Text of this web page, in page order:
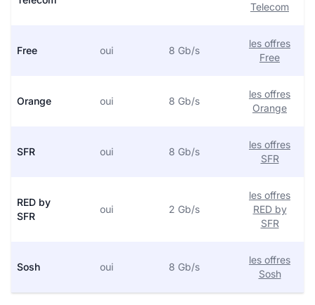
Telecom
Free oui 8 Gb/s
les offres
Free
Orange oui 8 Gb/s
les offres
Orange
SFR oui 8 Gb/s
les offres
SFR
RED by
SFR
oui 2 Gb/s
les offres
RED by
SFR
Sosh oui 8 Gb/s
les offres
Sosh